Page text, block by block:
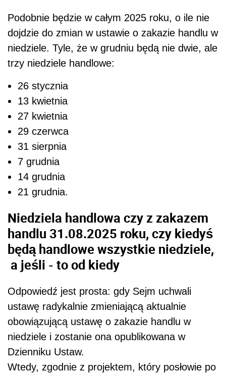
Podobnie będzie w całym 2025 roku, o ile nie
dojdzie do zmian w ustawie o zakazie handlu w
niedziele. Tyle, że w grudniu będą nie dwie, ale
trzy niedziele handlowe:
26 stycznia
13 kwietnia
27 kwietnia
29 czerwca
31 sierpnia
7 grudnia
14 grudnia
21 grudnia.
Niedziela handlowa czy z zakazem
handlu 31.08.2025 roku, czy kiedyś
będą handlowe wszystkie niedziele,
a jeśli - to od kiedy
Odpowiedź jest prosta: gdy Sejm uchwali
ustawę radykalnie zmieniającą aktualnie
obowiązującą ustawę o zakazie handlu w
niedziele i zostanie ona opublikowana w
Dzienniku Ustaw.
Wtedy, zgodnie z projektem, który posłowie po